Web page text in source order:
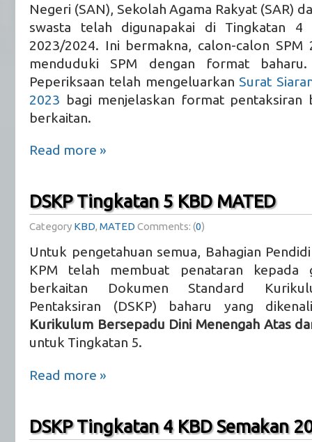
Negeri (SAN), Sekolah Agama Rakyat (SAR)
swasta telah digunapakai di Tingkatan 4
2023/2024. Ini bermakna, calon-calon SPM
menduduki SPM dengan format
Peperiksaan telah mengeluarkan Surat
2023 bagi menjelaskan format pentaksiran
berkaitan.
Read more »
DSKP Tingkatan 5 KBD MATED
Category KBD, MATED Comments: (0)
Untuk pengetahuan semua, Bahagian
KPM telah membuat penataran kepada
berkaitan Dokumen Standard
Pentaksiran (DSKP) baharu yang
Kurikulum Bersepadu Dini Menengah Atas
untuk Tingkatan 5.
Read more »
DSKP Tingkatan 4 KBD Semakan